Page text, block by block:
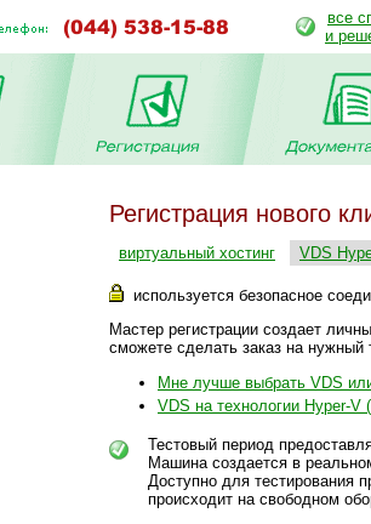
все
и
Регистрация нового
виртуальный хостинг VDS
используется безопасное
Мастер регистрации создает
сможете сделать заказ на нужный
Мне лучше выбрать VDS
VDS на технологии Hyper-V
Тестовый период
Машина создается в
Доступно для тестирования
происходит на свободном